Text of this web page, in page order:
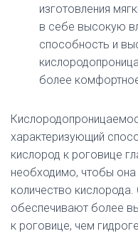
изготовления
в себе высокую
способность и
более
характеризующий
кислород к роговице
необходимо, чтобы она
количество
обеспечивают более
к роговице, чем